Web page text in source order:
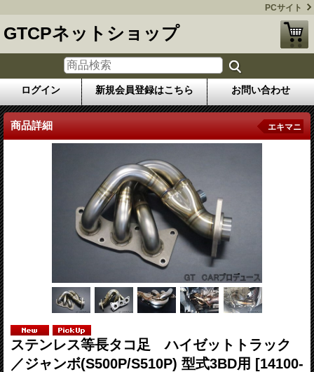
PCサイト
GTCPネットショップ
ログイン 新規会員登録はこちら お問い合わせ
商品詳細 エキマニ
ステンレス等長タコ足 ハイゼットトラック
／ジャンボ(S500P/S510P) 型式3BD用 [14100-